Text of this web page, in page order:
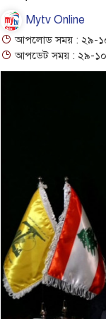
Mytv Online
আপলোড সময় : ২৯-
আপডেট সময় : ২৯-